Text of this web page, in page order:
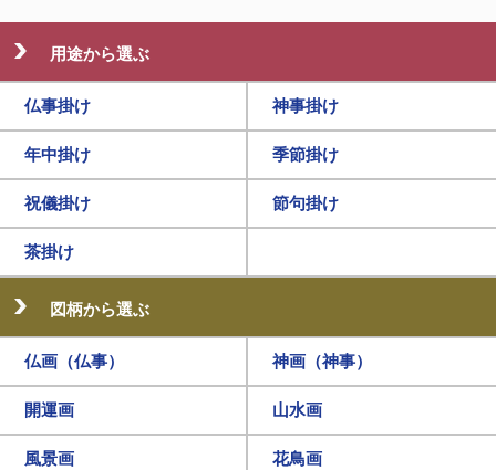
用途から選ぶ
仏事掛け 神事掛け
年中掛け 季節掛け
祝儀掛け 節句掛け
茶掛け
図柄から選ぶ
仏画（仏事） 神画（神事）
開運画 山水画
風景画 花鳥画